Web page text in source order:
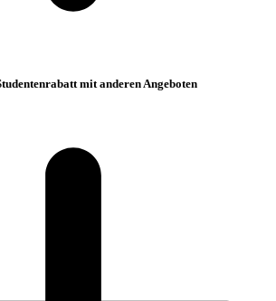
mit anderen Angeboten